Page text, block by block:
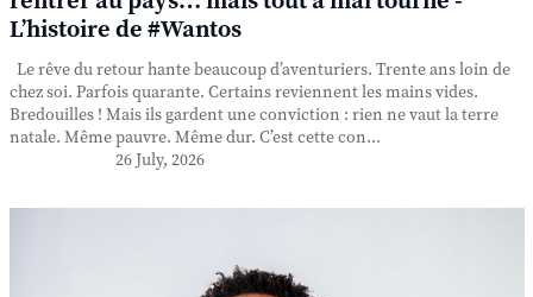
L’histoire de #Wantos
Le rêve du retour hante beaucoup d’aventuriers. Trente ans loin de
chez soi. Parfois quarante. Certains reviennent les mains vides.
Bredouilles ! Mais ils gardent une conviction : rien ne vaut la terre
natale. Même pauvre. Même dur. C’est cette con...
26 July, 2026